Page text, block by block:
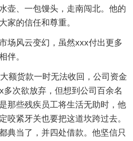
壶、一包馒头，走南闯北。他的
家的信任和尊重。
场风云变幻，虽然xxx付出更多
伴。
额货款一时无法收回，公司资金
次欲放弃，但想到公司百余名
那些残疾员工将生活无助时，他
咬紧牙关也要把这道坎跨过去。
典当了，并四处借款。他坚信只